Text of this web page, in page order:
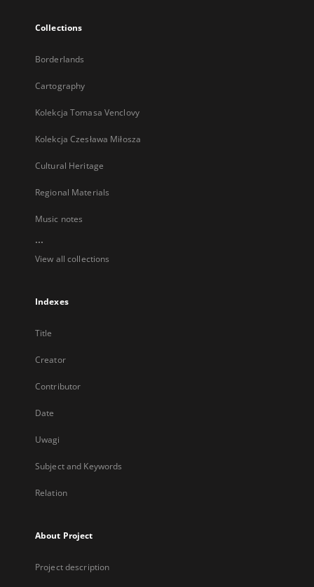
Collections
Borderlands
Cartography
Kolekcja Tomasa Venclovy
Kolekcja Czesława Miłosza
Cultural Heritage
Regional Materials
Music notes
...
View all collections
Indexes
Title
Creator
Contributor
Date
Uwagi
Subject and Keywords
Relation
About Project
Project description